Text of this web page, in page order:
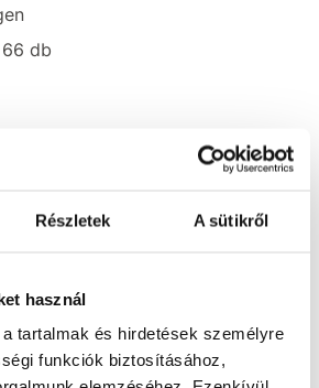
Részletek A sütikről
használ
tartalmak és hirdetések személyre
funkciók biztosításához,
66 db
20, 25, 30